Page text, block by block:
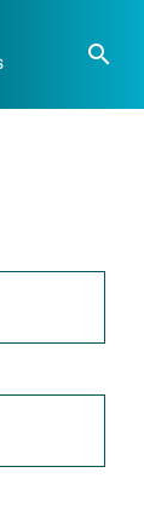
search